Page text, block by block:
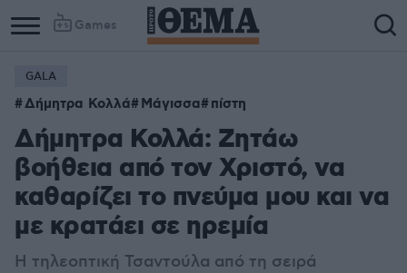
Games
Column
1
Column
2
GALA
Δήμητρα Κολλά Μάγισσα πίστη
Δήμητρα Κολλά: Zητάω
βοήθεια από τον Χριστό, να
καθαρίζει το πνεύμα μου και να
με κρατάει σε ηρεμία
Η τηλεοπτική Τσαντούλα από τη σειρά